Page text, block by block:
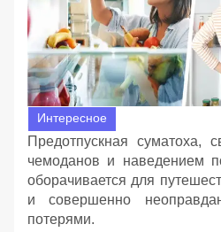
Интересное
Предотпускная суматоха,
чемоданов и наведением
оборачивается для
и совершенно
потерями.